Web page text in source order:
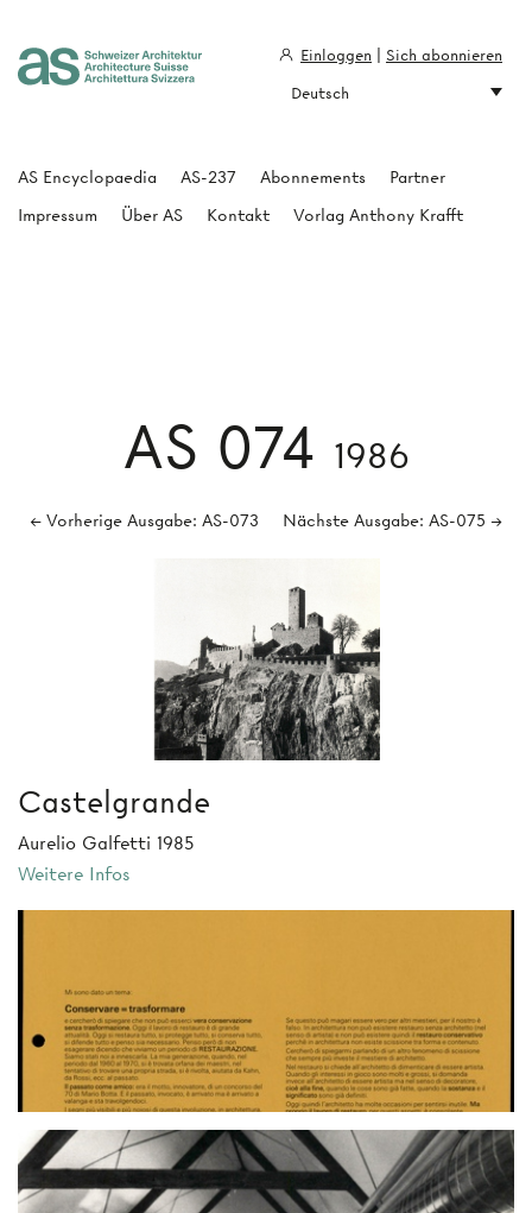
AS 074 1986
← Vorherige Ausgabe: AS-073 Nächste Ausgabe: AS-075 →
Castelgrande
Aurelio Galfetti 1985
Weitere Infos
AS Encyclopaedia AS-237 Abonnements
Partner
Impressum
Über AS Kontakt Vorlag Anthony Krafft
Einloggen
Sich abonnieren
Deutsch